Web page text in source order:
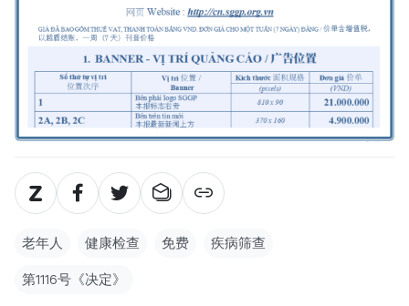
老年人 健康检查 免费 疾病筛查
第1116号《决定》